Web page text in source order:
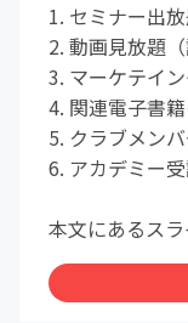
1. セミナー出
2. 動画見放題
3. マーケテイ
4. 関連電子書
5. クラブメン
6. アカデミー
本文にあるスラ